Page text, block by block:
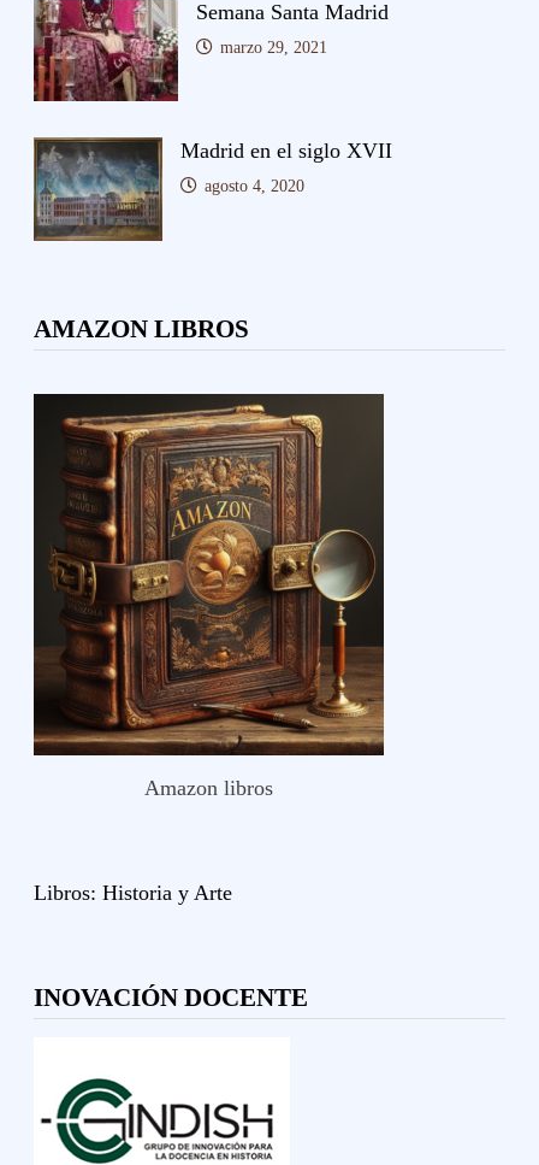
Semana Santa Madrid
marzo 29, 2021
Madrid en el siglo XVII
agosto 4, 2020
AMAZON LIBROS
Amazon libros
Libros: Historia y Arte
INOVACIÓN DOCENTE